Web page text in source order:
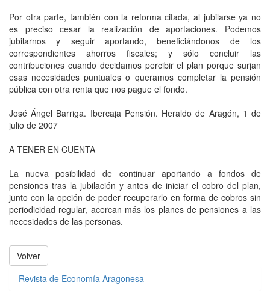
Por otra parte, también con la reforma citada, al jubilarse ya no
es preciso cesar la realización de aportaciones. Podemos
jubilarnos y seguir aportando, beneficiándonos de los
correspondientes ahorros fiscales; y sólo concluir las
contribuciones cuando decidamos percibir el plan porque surjan
esas necesidades puntuales o queramos completar la pensión
pública con otra renta que nos pague el fondo.
José Ángel Barriga. Ibercaja Pensión. Heraldo de Aragón, 1 de
julio de 2007
A TENER EN CUENTA
La nueva posibilidad de continuar aportando a fondos de
pensiones tras la jubilación y antes de iniciar el cobro del plan,
junto con la opción de poder recuperarlo en forma de cobros sin
periodicidad regular, acercan más los planes de pensiones a las
necesidades de las personas.
Volver
Revista de Economía Aragonesa